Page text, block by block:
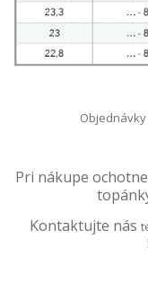
Pri nákupe
Kontaktujte nás